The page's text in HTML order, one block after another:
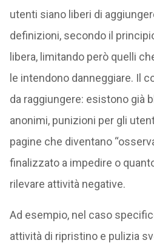
utenti siano liberi di
definizioni, secondo il
libera, limitando però quelli
le intendono danneggiare. Il
da raggiungere: esistono già
anonimi, punizioni per gli
pagine che diventano
finalizzato a impedire o
rilevare attività negative.
Ad esempio, nel caso
attività di ripristino e pulizia